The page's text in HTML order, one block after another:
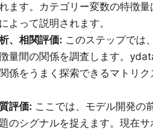
ます。カテゴリー変数の特徴
よって説明されます。
、相関評価: このステップでは
量間の関係を調査します。
係をうまく探索できるマトリ
評価: ここでは、モデル開発の
のシグナルを捉えます。現在